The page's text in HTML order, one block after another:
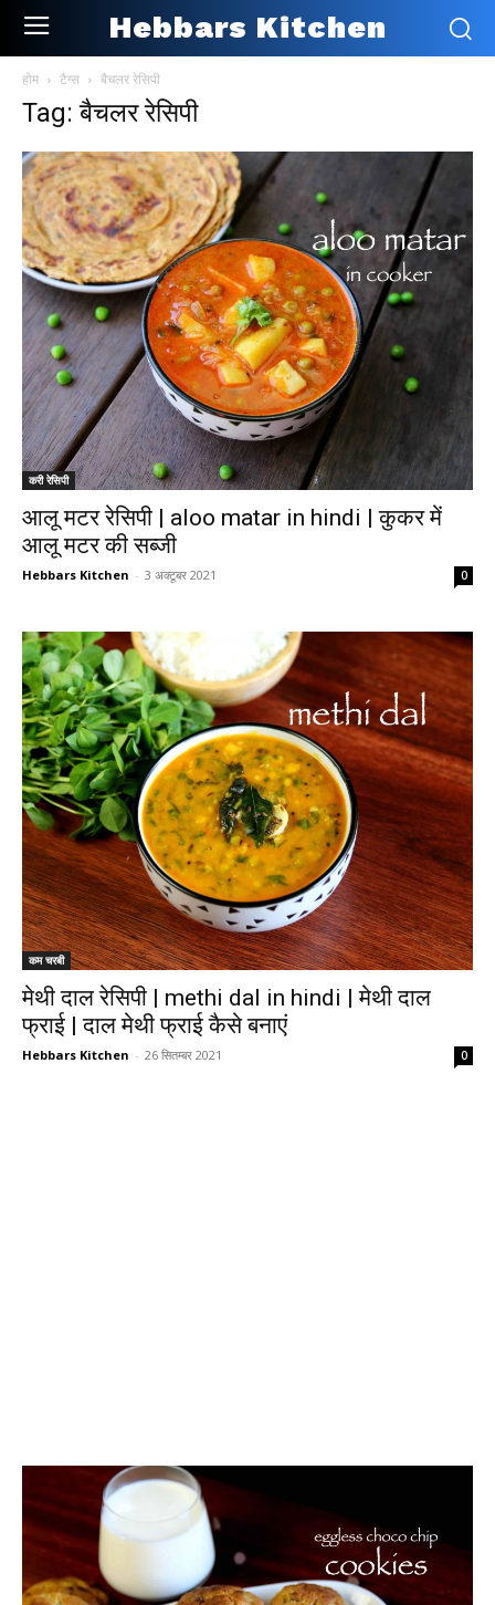
Hebbars Kitchen
होम टैग्स बैचलर रेसिपी
Tag: बैचलर रेसिपी
करी रेसिपी
आलू मटर रेसिपी | aloo matar in hindi | कुकर में
आलू मटर की सब्जी
Hebbars Kitchen - 3 अक्टूबर 2021 0
कम चरबी
मेथी दाल रेसिपी | methi dal in hindi | मेथी दाल
फ्राई | दाल मेथी फ्राई कैसे बनाएं
Hebbars Kitchen - 26 सितम्बर 2021 0